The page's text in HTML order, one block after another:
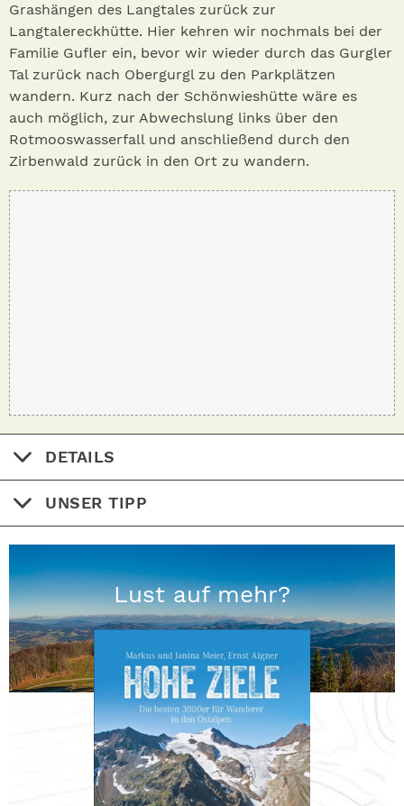
Grashängen des Langtales zurück zur
Langtalereckhütte. Hier kehren wir nochmals bei der
Familie Gufler ein, bevor wir wieder durch das Gurgler
Tal zurück nach Obergurgl zu den Parkplätzen
wandern. Kurz nach der Schönwieshütte wäre es
auch möglich, zur Abwechslung links über den
Rotmooswasserfall und anschließend durch den
Zirbenwald zurück in den Ort zu wandern.
DETAILS
UNSER TIPP
Lust auf mehr?